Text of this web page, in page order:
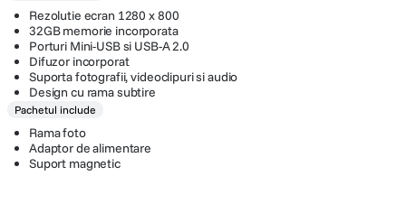
Rezolutie ecran 1280 x 800
32GB memorie incorporata
Porturi Mini-USB si USB-A 2.0
Difuzor incorporat
Suporta fotografii, videoclipuri si audio
Design cu rama subtire
Pachetul include
Rama foto
Adaptor de alimentare
Suport magnetic